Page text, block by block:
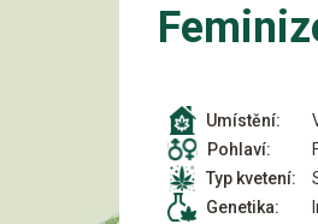
Umístění:
Pohlaví:
Typ kvetení:
Genetika: